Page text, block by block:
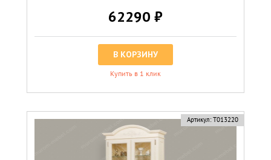
62290 ₽
В КОРЗИНУ
Купить в 1 клик
Артикул: Т013220